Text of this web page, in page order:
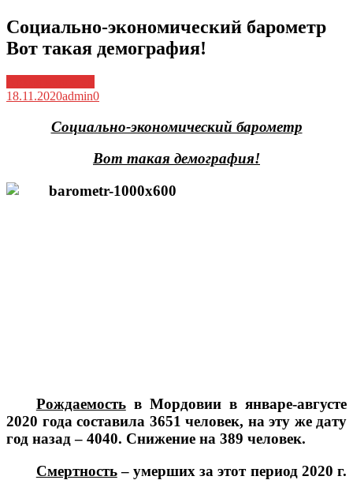
Социально-экономический барометр
Вот такая демография!
18.11.2020admin0
Социально-экономический барометр
Вот такая демография!
Рождаемостьв Мордовии в январе-августе
2020 года составила 3651 человек, на эту же дату
год назад – 4040. Снижение на 389 человек.
Смертность– умерших за этот период 2020 г.